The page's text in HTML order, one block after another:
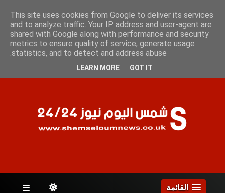
الخميس 6 أغسطس 2026
الصفحات
القائمة
This site uses cookies from Google to deliver its services
and to analyze traffic. Your IP address and user-agent are
shared with Google along with performance and security
metrics to ensure quality of service, generate usage
statistics, and to detect and address abuse.
LEARN MORE GOT IT